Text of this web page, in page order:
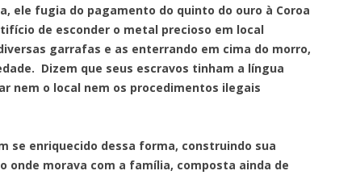
do pagamento do quinto do ouro à Coroa
de esconder o metal precioso em local
garrafas e as enterrando em cima do morro,
Dizem que seus escravos tinham a língua
nem o local nem os procedimentos ilegais
dessa forma, construindo sua
onde morava com a família, composta ainda de